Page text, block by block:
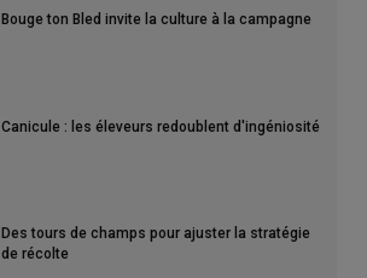
Bouge ton Bled invite la culture à la campagne
Canicule : les éleveurs redoublent d'ingéniosité
Des tours de champs pour ajuster la stratégie
de récolte